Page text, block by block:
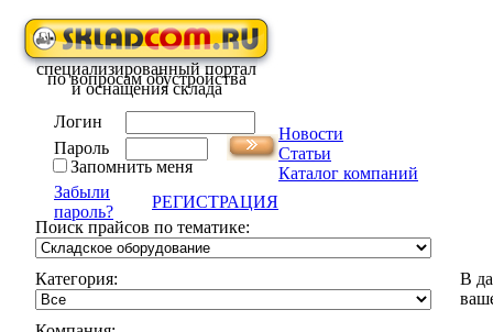
специализированный портал
по вопросам обустройства
и оснащения склада
Логин
Пароль
Запомнить меня
Забыли
пароль?
РЕГИСТРАЦИЯ
Новости
Статьи
Каталог компаний
Поиск прайсов по тематике:
Категория:
В